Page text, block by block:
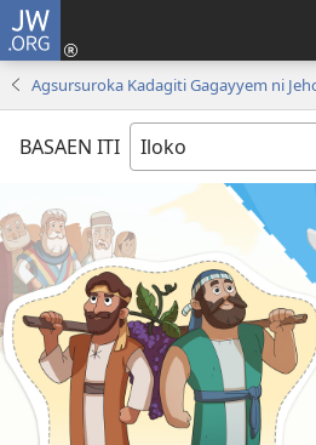
JW.ORG
Agsursuroka Kadagiti Gagayyem ni
BASAEN ITI